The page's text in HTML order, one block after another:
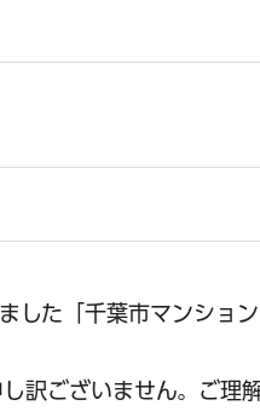
た「千葉市マンショ
訳ございません。ご理